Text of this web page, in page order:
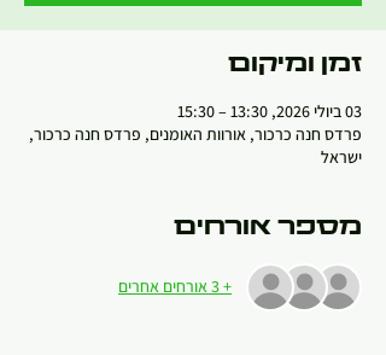
זמן ומיקום
03 ביולי 2026, 13:30 – 15:30
פרדס חנה כרכור, אורוות האומנים, פרדס חנה כרכור,
ישראל
מספר אורחים
+ 3 אורחים אחרים